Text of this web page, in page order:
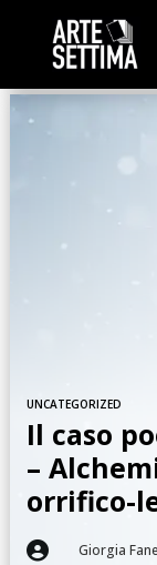
UNCATEGORIZED
Il caso
–
orrifico-
 Giorgia